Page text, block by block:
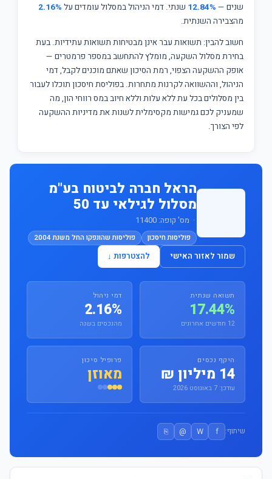
שנים — 12.84% שנתי. דמי הניהול במסלול עומדים על 2.16%
מהצבירה השנתית.
חשוב להבין: תשואות עבר אינן מבטיחות תשואות עתידיות. בעת
בחירת מסלול השקעה, מומלץ להתחשב במספר פרמטרים —
אופק ההשקעה הצפוי, רמת הסיכון שאתם מוכנים לקבל, דמי
הניהול, וההשוואה לקרנות מתחרות. בפוליסת חיסכון תוכלו לעבור
בין מסלולים בכל עת ללא עלות וללא חיוב במס רווחי הון, מה
שמעניק לכם גמישות מקסימלית לשנות את מדיניות ההשקעה
לפי הצורך.
הראל חברה לביטוח בע"מ
מסלול לגילאי עד 50
· מס' קופה: 11400
פוליסות חיסכון פוליסות שהונפקו החל משנת 2004
שמור לאזור האישי להצטרפות ↓
תשואה שנתית
17.44%
12 חודשים אחרונים
דמי ניהול
2.16%
מהנכסים בשנה
היקף נכסים
14 מיליון ₪
עודכן: 7 באוגוסט 2026
פרופיל סיכון
מאוזן
שיתוף: f
W
@
⎘